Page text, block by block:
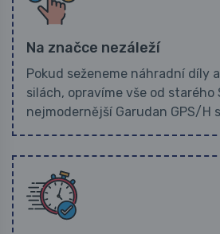
Na značce nezáleží
Pokud seženeme náhradní díly
silách, opravíme vše od starého
nejmodernější Garudan GPS/H